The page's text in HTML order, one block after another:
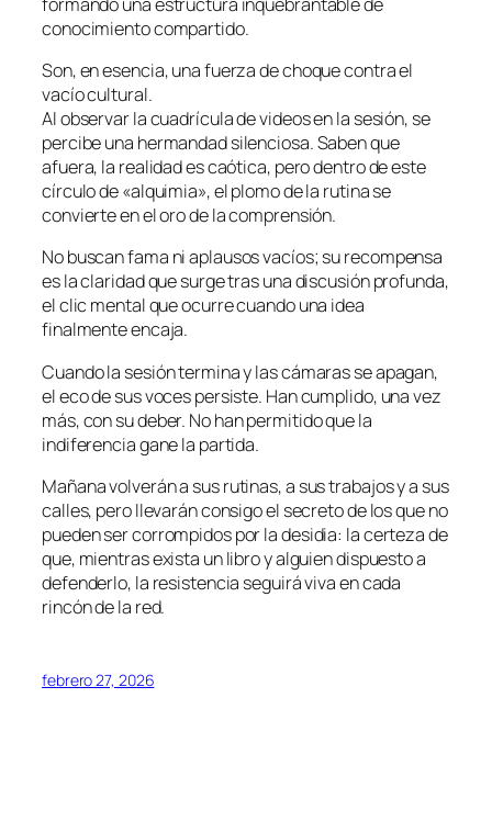
conocimiento compartido.
Son, en esencia, una fuerza de choque contra el
vacío cultural.
Al observar la cuadrícula de videos en la sesión, se
percibe una hermandad silenciosa. Saben que
afuera, la realidad es caótica, pero dentro de este
círculo de «alquimia», el plomo de la rutina se
convierte en el oro de la comprensión.
No buscan fama ni aplausos vacíos; su recompensa
es la claridad que surge tras una discusión profunda,
el clic mental que ocurre cuando una idea
finalmente encaja.
Cuando la sesión termina y las cámaras se apagan,
el eco de sus voces persiste. Han cumplido, una vez
más, con su deber. No han permitido que la
indiferencia gane la partida.
Mañana volverán a sus rutinas, a sus trabajos y a sus
calles, pero llevarán consigo el secreto de los que no
pueden ser corrompidos por la desidia: la certeza de
que, mientras exista un libro y alguien dispuesto a
defenderlo, la resistencia seguirá viva en cada
rincón de la red.
febrero 27, 2026